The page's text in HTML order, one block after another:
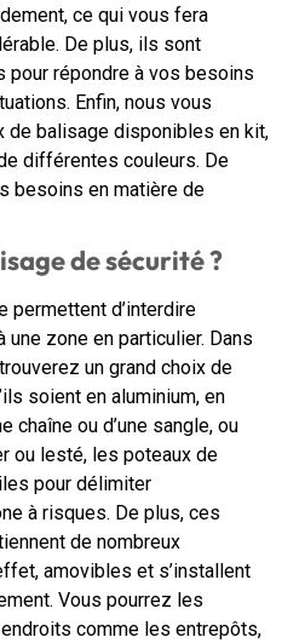
ce qui vous fera
De plus, ils sont
pour répondre à vos besoins
Enfin, nous vous
de balisage disponibles en kit,
différentes couleurs. De
besoins en matière de
de sécurité ?
permettent d’interdire
une zone en particulier. Dans
un grand choix de
soient en aluminium, en
chaîne ou d’une sangle, ou
ou lesté, les poteaux de
pour délimiter
à risques. De plus, ces
de nombreux
amovibles et s’installent
Vous pourrez les
comme les entrepôts,